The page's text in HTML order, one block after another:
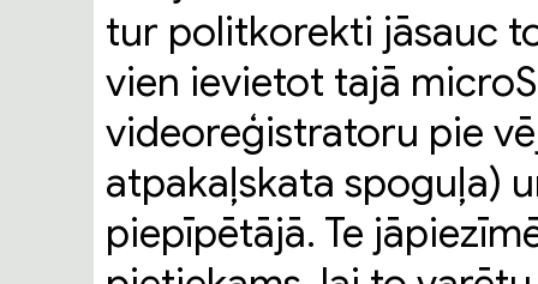
tur politkorekti jāsauc
vien ievietot tajā
videoreģistratoru pie
atpakaļskata spoguļa)
piepīpētājā. Te